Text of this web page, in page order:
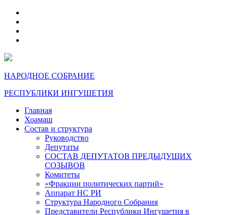
НАРОДНОЕ СОБРАНИЕ
РЕСПУБЛИКИ ИНГУШЕТИЯ
Главная
Хоамаш
Состав и структура
Руководство
Депутаты
СОСТАВ ДЕПУТАТОВ ПРЕДЫДУЩИХ
СОЗЫВОВ
Комитеты
«Фракции политических партий»
Аппарат НС РИ
Структура Народного Собрания
Представители Республики Ингушетия в